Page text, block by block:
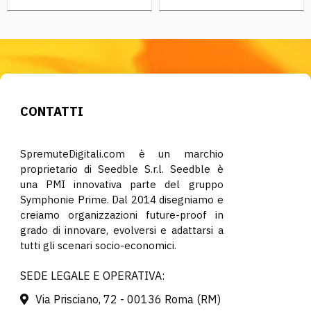
CONTATTI
SpremuteDigitali.com è un marchio
proprietario di Seedble S.r.l. Seedble è
una PMI innovativa parte del gruppo
Symphonie Prime. Dal 2014 disegniamo e
creiamo organizzazioni future-proof in
grado di innovare, evolversi e adattarsi a
tutti gli scenari socio-economici.
SEDE LEGALE E OPERATIVA:
Via Prisciano, 72 - 00136 Roma (RM)